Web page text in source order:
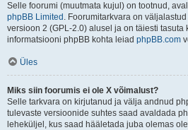
Selle foorumi (muutmata kujul) on tootnud,
phpBB Limited . Foorumitarkvara on
versioon 2 (GPL-2.0) alusel ja on täiesti tasuta
informatsiooni phpBB kohta leiad phpBB.com
Üles
Miks siin foorumis ei ole X võimalust?
Selle tarkvara on kirjutanud ja välja andnud
tulevaste versioonide suhtes saad avaldada
leheküljel, kus saad hääletada juba olemas